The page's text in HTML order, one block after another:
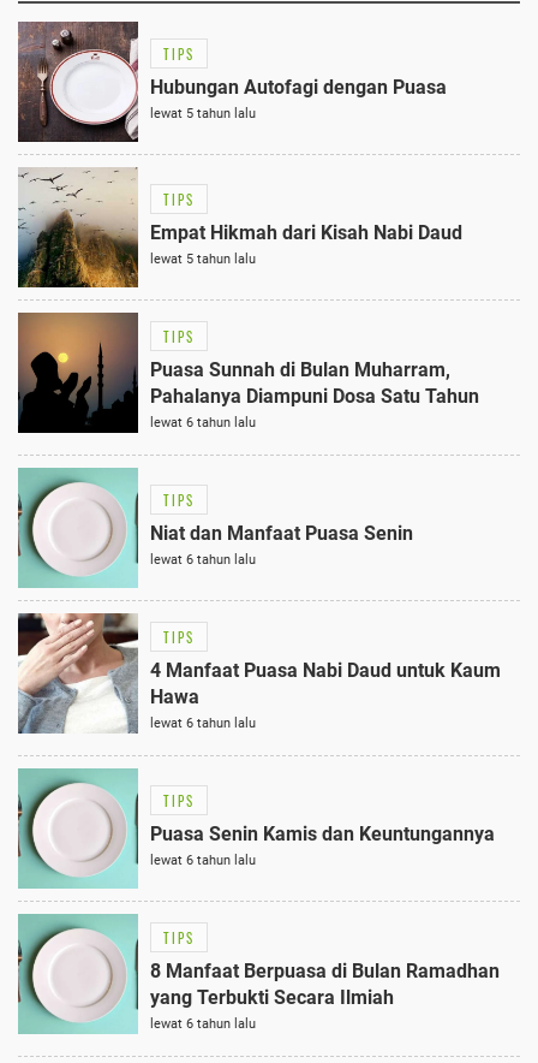
TIPS
Hubungan Autofagi dengan Puasa
lewat 5 tahun lalu
TIPS
Empat Hikmah dari Kisah Nabi Daud
lewat 5 tahun lalu
TIPS
Puasa Sunnah di Bulan Muharram,
Pahalanya Diampuni Dosa Satu Tahun
lewat 6 tahun lalu
TIPS
Niat dan Manfaat Puasa Senin
lewat 6 tahun lalu
TIPS
4 Manfaat Puasa Nabi Daud untuk Kaum
Hawa
lewat 6 tahun lalu
TIPS
Puasa Senin Kamis dan Keuntungannya
lewat 6 tahun lalu
TIPS
8 Manfaat Berpuasa di Bulan Ramadhan
yang Terbukti Secara Ilmiah
lewat 6 tahun lalu